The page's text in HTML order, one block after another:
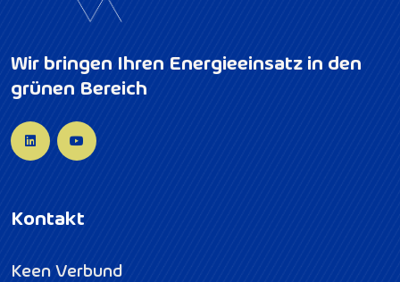
Wir bringen Ihren Energieeinsatz in den
grünen Bereich
Kontakt
Keen Verbund